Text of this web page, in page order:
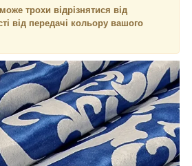
трохи відрізнятися від
від передачі кольору вашого